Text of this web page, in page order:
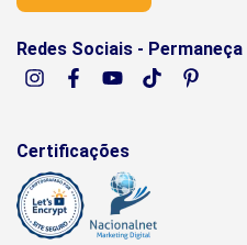
Redes Sociais -
Certificações